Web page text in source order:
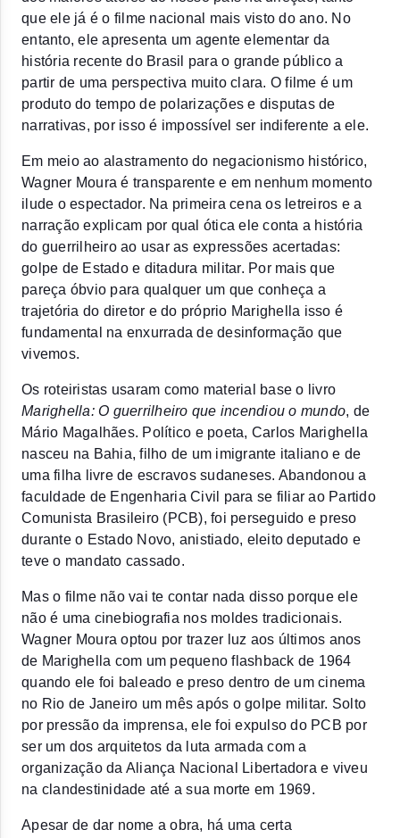
que ele já é o filme nacional mais visto do ano. No
entanto, ele apresenta um agente elementar da
história recente do Brasil para o grande público a
partir de uma perspectiva muito clara. O filme é um
produto do tempo de polarizações e disputas de
narrativas, por isso é impossível ser indiferente a ele.
Em meio ao alastramento do negacionismo histórico,
Wagner Moura é transparente e em nenhum momento
ilude o espectador. Na primeira cena os letreiros e a
narração explicam por qual ótica ele conta a história
do guerrilheiro ao usar as expressões acertadas:
golpe de Estado e ditadura militar. Por mais que
pareça óbvio para qualquer um que conheça a
trajetória do diretor e do próprio Marighella isso é
fundamental na enxurrada de desinformação que
vivemos.
Marighella: O guerrilheiro que incendiou o mundo, de
Mário Magalhães. Político e poeta, Carlos Marighella
nasceu na Bahia, filho de um imigrante italiano e de
uma filha livre de escravos sudaneses. Abandonou a
faculdade de Engenharia Civil para se filiar ao Partido
Comunista Brasileiro (PCB), foi perseguido e preso
durante o Estado Novo, anistiado, eleito deputado e
teve o mandato cassado.
Mas o filme não vai te contar nada disso porque ele
não é uma cinebiografia nos moldes tradicionais.
Wagner Moura optou por trazer luz aos últimos anos
de Marighella com um pequeno flashback de 1964
quando ele foi baleado e preso dentro de um cinema
no Rio de Janeiro um mês após o golpe militar. Solto
por pressão da imprensa, ele foi expulso do PCB por
ser um dos arquitetos da luta armada com a
organização da Aliança Nacional Libertadora e viveu
na clandestinidade até a sua morte em 1969.
Apesar de dar nome a obra, há uma certa